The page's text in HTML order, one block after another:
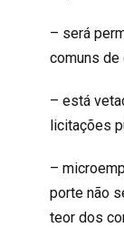
– será
comuns de
– está
licitações
–
porte não
teor dos